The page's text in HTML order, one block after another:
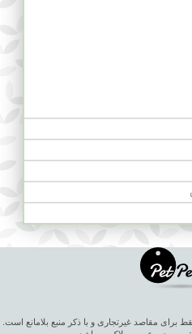
برای مقاصد غیرتجاری و با ذکر منبع بلامانع است.